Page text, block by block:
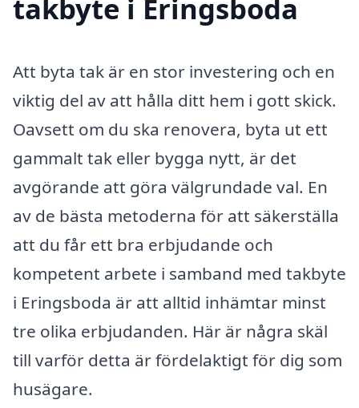
takbyte i Eringsboda
Att byta tak är en stor investering och en
viktig del av att hålla ditt hem i gott skick.
Oavsett om du ska renovera, byta ut ett
gammalt tak eller bygga nytt, är det
avgörande att göra välgrundade val. En
av de bästa metoderna för att säkerställa
att du får ett bra erbjudande och
kompetent arbete i samband med takbyte
i Eringsboda är att alltid inhämtar minst
tre olika erbjudanden. Här är några skäl
till varför detta är fördelaktigt för dig som
husägare.